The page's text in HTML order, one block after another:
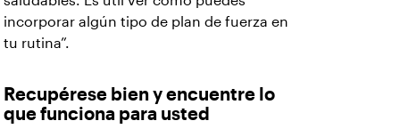
incorporar algún tipo de plan de fuerza en
tu rutina”.
Recupérese bien y encuentre lo
que funciona para usted